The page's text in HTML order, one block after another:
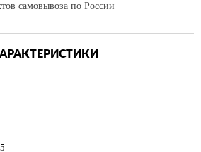
самовывоза по России